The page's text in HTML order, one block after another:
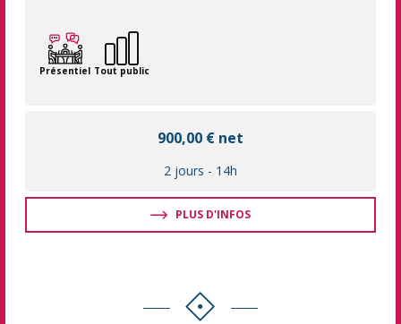
Présentiel Tout public
900,00 € net
2 jours - 14h
PLUS D'INFOS